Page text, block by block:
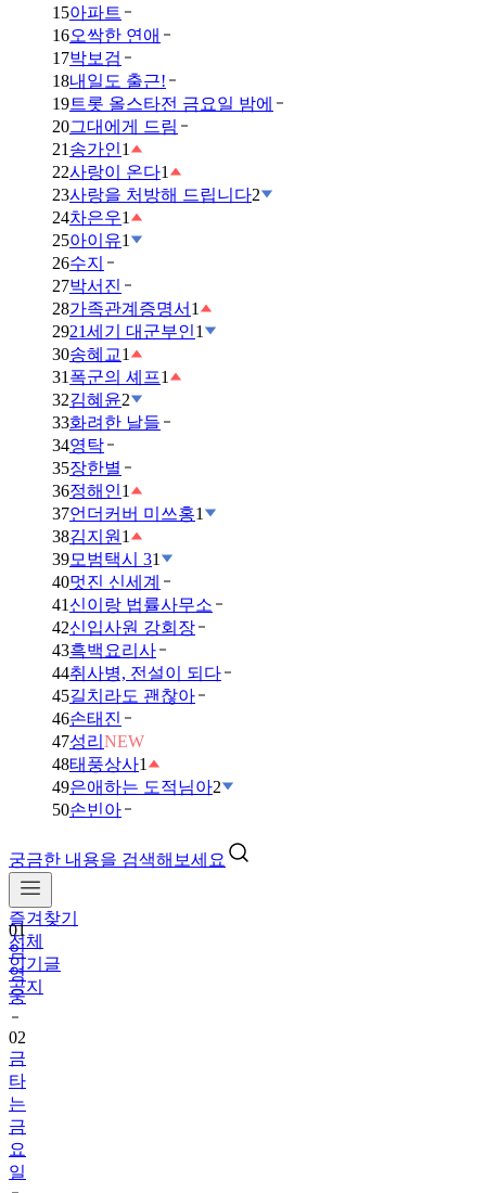
15아파트
16오싹한 연애
17박보검
18내일도 출근!
19트롯 올스타전 금요일 밤에
20그대에게 드림
21 송가인1
22사랑이 온다1
23사랑을 처방해 드립니다2
24차은우1
25아이유1
26수지
27박서진
28가족관계증명서 1
2921세기 대군부인1
30송혜교1
31 폭군의 셰프1
32김혜윤2
33화려한 날들
34영탁
35장한별
36정해인1
37언더커버 미쓰홍1
38김지원 1
39모범택시 31
40멋진 신세계
41 신이랑 법률사무소
42신입사원 강회장
43흑백요리사
44취사병, 전설이 되다
45길치라도 괜찮아
46손태진
47성리 NEW
48태풍상사1
49은애하는 도적님아2
50손빈아
궁금한 내용을 검색해보세요
즐겨찾기
전체
인기글
공지
01
임
영
웅
02
금
타
는
금
요
일